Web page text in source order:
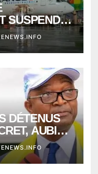
SUSPENDU
PARIS ?
DÉTENUS
AUBIN
À